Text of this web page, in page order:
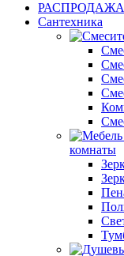
РАСПРОДАЖА
Сантехника
комнаты